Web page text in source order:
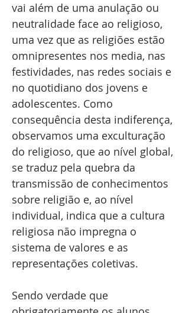
vai além de uma anulação ou
neutralidade face ao religioso,
uma vez que as religiões estão
omnipresentes nos media, nas
festividades, nas redes sociais e
no quotidiano dos jovens e
adolescentes. Como
consequência desta indiferença,
observamos uma exculturação
do religioso, que ao nível global,
se traduz pela quebra da
transmissão de conhecimentos
sobre religião e, ao nível
individual, indica que a cultura
religiosa não impregna o
sistema de valores e as
representações coletivas.
Sendo verdade que